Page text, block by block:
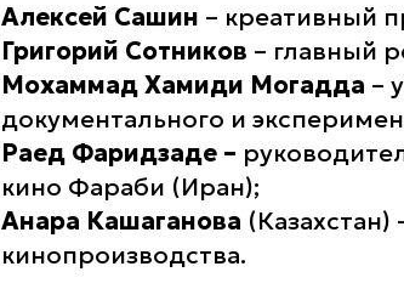
Алексей Сашин – креативный
Григорий Сотников – главный
Мохаммад Хамиди Могадда –
документального и
Раед Фаридзаде –
кино Фараби (Иран);
Анара Кашаганова
кинопроизводства.